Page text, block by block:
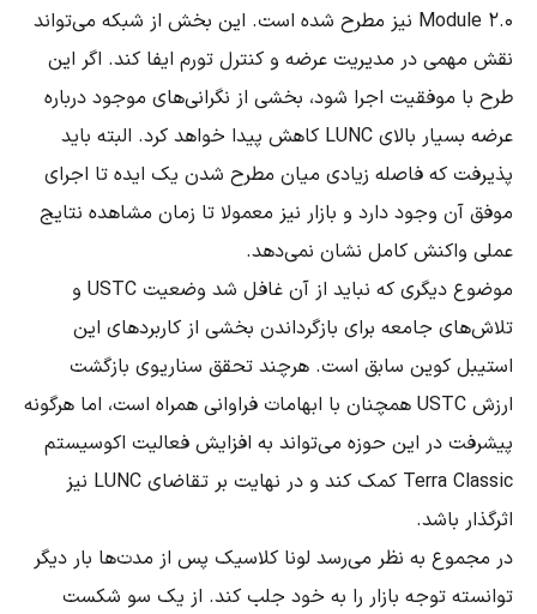
Module 2.0 نیز مطرح شده است. این بخش از شبکه می‌تواند
نقش مهمی در مدیریت عرضه و کنترل تورم ایفا کند. اگر این
طرح با موفقیت اجرا شود، بخشی از نگرانی‌های موجود درباره
عرضه بسیار بالای LUNC کاهش پیدا خواهد کرد. البته باید
پذیرفت که فاصله زیادی میان مطرح شدن یک ایده تا اجرای
موفق آن وجود دارد و بازار نیز معمولا تا زمان مشاهده نتایج
عملی واکنش کامل نشان نمی‌دهد.
موضوع دیگری که نباید از آن غافل شد وضعیت USTC و
تلاش‌های جامعه برای بازگرداندن بخشی از کاربردهای این
استیبل کوین سابق است. هرچند تحقق سناریوی بازگشت
ارزش USTC همچنان با ابهامات فراوانی همراه است، اما هرگونه
پیشرفت در این حوزه می‌تواند به افزایش فعالیت اکوسیستم
Terra Classic کمک کند و در نهایت بر تقاضای LUNC نیز
اثرگذار باشد.
در مجموع به نظر می‌رسد لونا کلاسیک پس از مدت‌ها بار دیگر
توانسته توجه بازار را به خود جلب کند. از یک سو شکست